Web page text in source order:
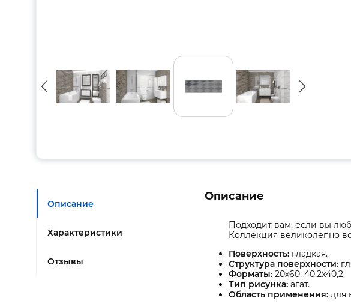
Описание
Характеристики
Отзывы
Описание
Подходит вам, если вы
Коллекция великолепно
Поверхность: гладкая.
Структура поверхности:
Форматы: 20х60; 40,2х40,2.
Тип рисунка: агат.
Область применения: для